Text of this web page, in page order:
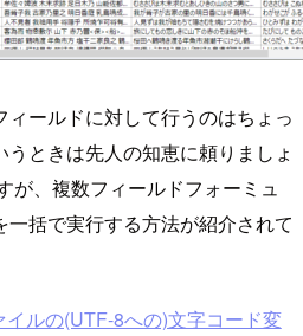
ールドに対して行うのはちょっ
ときは先人の知恵に頼りましょ
が、複数フィールドフォーミュ
括で実行する方法が紹介されて
ルの(UTF-8への)文字コード変